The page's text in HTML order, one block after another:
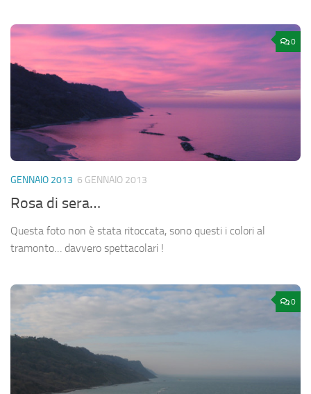
0
GENNAIO 2013 6 GENNAIO 2013
Rosa di sera…
Questa foto non è stata ritoccata, sono questi i colori al
tramonto… davvero spettacolari !
0